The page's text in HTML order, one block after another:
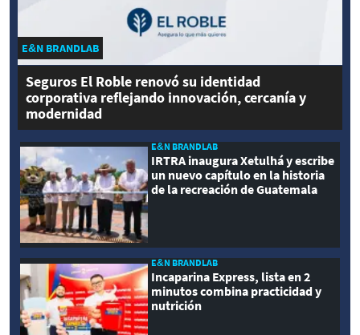
E&N BRANDLAB
Seguros El Roble renovó su identidad
corporativa reflejando innovación, cercanía y
modernidad
E&N BRANDLAB
IRTRA inaugura Xetulhá y escribe
un nuevo capítulo en la historia
de la recreación de Guatemala
E&N BRANDLAB
Incaparina Express, lista en 2
minutos combina practicidad y
nutrición